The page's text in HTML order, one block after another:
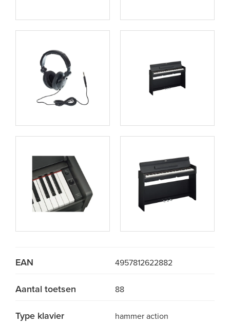
EAN 4957812622882
Aantal toetsen 88
Type klavier hammer action